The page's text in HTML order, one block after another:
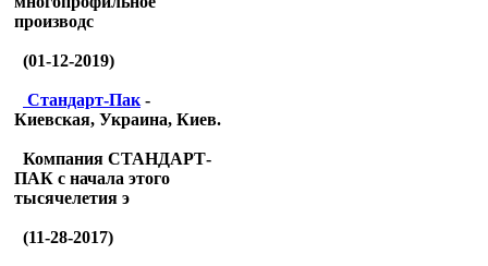
производс
(01-12-2019)
Стандарт-Пак -
Киевская, Украина, Киев.
Компания СТАНДАРТ-
ПАК с начала этого
тысячелетия э
(11-28-2017)